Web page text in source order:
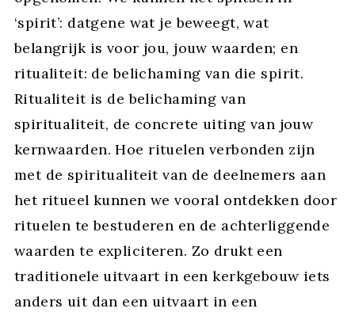
‘spirit’: datgene wat je beweegt, wat
belangrijk is voor jou, jouw waarden; en
ritualiteit: de belichaming van die spirit.
Ritualiteit is de belichaming van
spiritualiteit, de concrete uiting van jouw
kernwaarden. Hoe rituelen verbonden zijn
met de spiritualiteit van de deelnemers aan
het ritueel kunnen we vooral ontdekken door
rituelen te bestuderen en de achterliggende
waarden te expliciteren. Zo drukt een
traditionele uitvaart in een kerkgebouw iets
anders uit dan een uitvaart in een